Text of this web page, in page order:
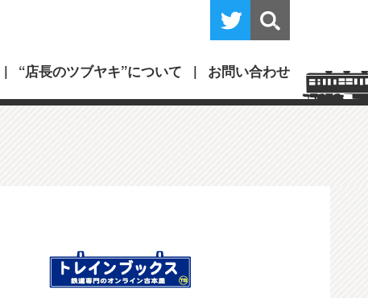
“店長のツブヤキ”について お問い合わせ